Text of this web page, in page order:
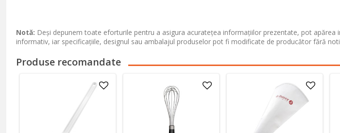
Notă: Deși depunem toate eforturile pentru a asigura acuratețea informațiilor prezentate, pot apărea
informativ, iar specificațiile, designul sau ambalajul produselor pot fi modificate de producător fără
Produse recomandate